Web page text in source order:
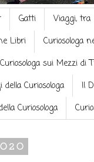
Gatti
Viaggi, tra
Libri
Curiosologa
Curiosologa sui Mezzi di
della Curiosologa
Il
Curiosologa